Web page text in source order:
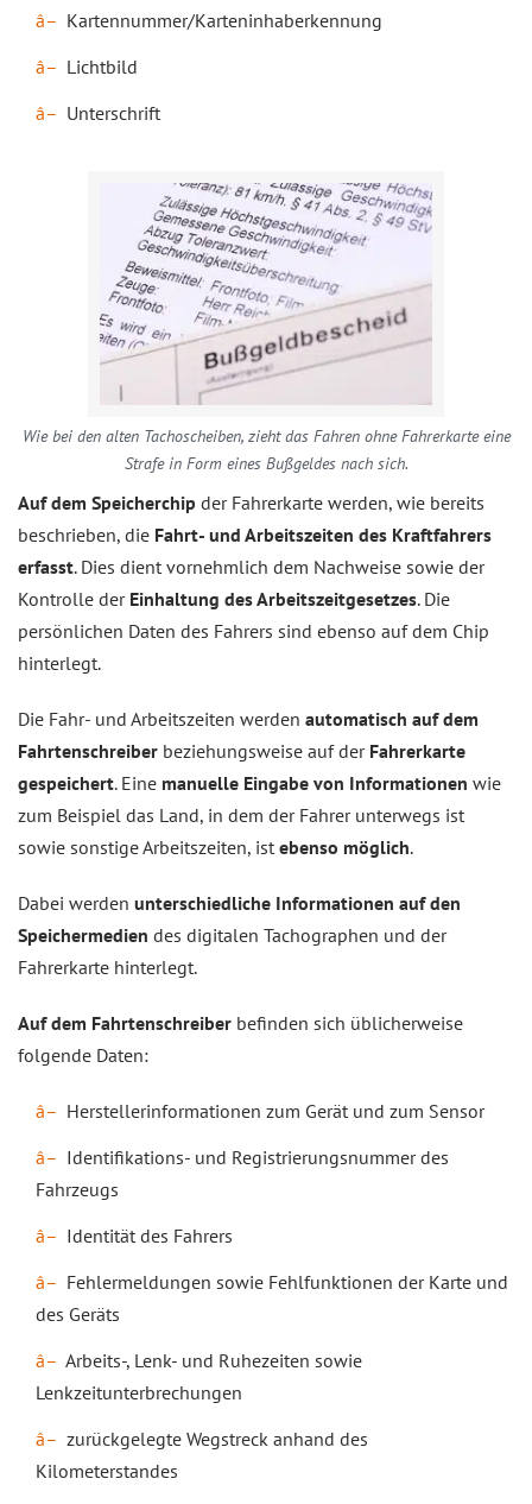
Kartennummer/Karteninhaberkennung
Lichtbild
Unterschrift
Wie bei den alten Tachoscheiben, zieht das Fahren ohne Fahrerkarte eine
Strafe in Form eines Bußgeldes nach sich.
Auf dem Speicherchip der Fahrerkarte werden, wie bereits
beschrieben, die Fahrt- und Arbeitszeiten des Kraftfahrers
erfasst. Dies dient vornehmlich dem Nachweise sowie der
Kontrolle der Einhaltung des Arbeitszeitgesetzes. Die
persönlichen Daten des Fahrers sind ebenso auf dem Chip
hinterlegt.
Die Fahr- und Arbeitszeiten werden automatisch auf dem
Fahrtenschreiber beziehungsweise auf der Fahrerkarte
gespeichert. Eine manuelle Eingabe von Informationen wie
zum Beispiel das Land, in dem der Fahrer unterwegs ist
sowie sonstige Arbeitszeiten, ist ebenso möglich.
Dabei werden unterschiedliche Informationen auf den
Speichermedien des digitalen Tachographen und der
Fahrerkarte hinterlegt.
Auf dem Fahrtenschreiber befinden sich üblicherweise
folgende Daten:
Herstellerinformationen zum Gerät und zum Sensor
Identifikations- und Registrierungsnummer des
Fahrzeugs
Identität des Fahrers
Fehlermeldungen sowie Fehlfunktionen der Karte und
des Geräts
Arbeits-, Lenk- und Ruhezeiten sowie
Lenkzeitunterbrechungen
zurückgelegte Wegstreck anhand des
Kilometerstandes